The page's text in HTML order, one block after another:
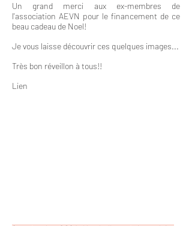
Un grand merci aux ex-membres de
l'association AEVN pour le financement de ce
beau cadeau de Noel!
Je vous laisse découvrir ces quelques images...
Très bon réveillon à tous!!
Lien